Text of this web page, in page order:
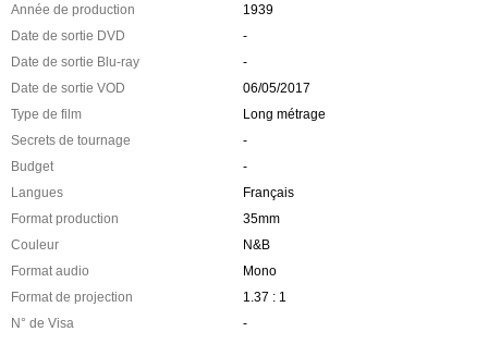
Année de production
1939
Date de sortie DVD
-
Date de sortie Blu-ray
-
Date de sortie VOD
06/05/2017
Type de film
Long métrage
Secrets de tournage
-
Budget
-
Langues
Français
Format production
35mm
Couleur
N&B
Format audio
Mono
Format de projection
1.37 : 1
N° de Visa
-